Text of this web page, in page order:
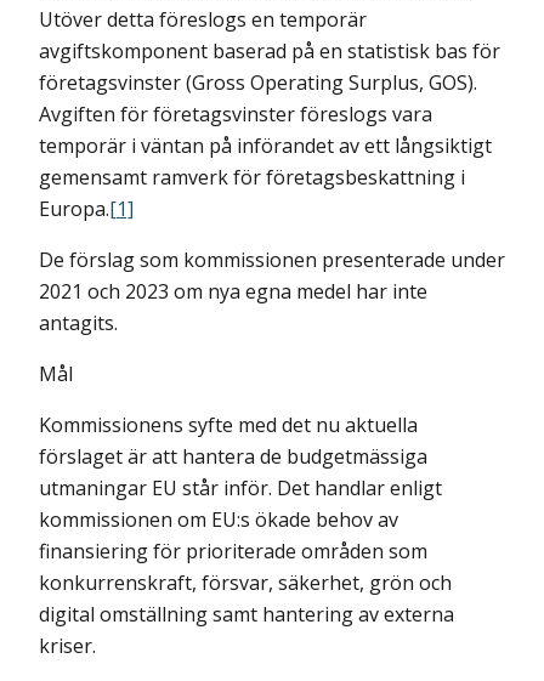
Utöver detta föreslogs en temporär
avgiftskomponent baserad på en statistisk bas för
företagsvinster (Gross Operating Surplus, GOS).
Avgiften för företagsvinster föreslogs vara
temporär i väntan på införandet av ett långsiktigt
gemensamt ramverk för företagsbeskattning i
Europa.[1]
De förslag som kommissionen presenterade under
2021 och 2023 om nya egna medel har inte
antagits.
Mål
Kommissionens syfte med det nu aktuella
förslaget är att hantera de budgetmässiga
utmaningar EU står inför. Det handlar enligt
kommissionen om EU:s ökade behov av
finansiering för prioriterade områden som
konkurrens­kraft, försvar, säkerhet, grön och
digital omställning samt hantering av externa
kriser.